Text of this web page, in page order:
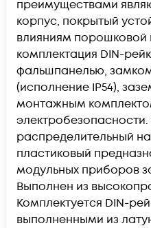
преимуществами
корпус, покрытый
влияниям порошковой
комплектация DIN-
фальшпанелью,
(исполнение IP54),
монтажным
распределительный
пластиковый
модульных приборов
Выполнен из
Комплектуется DIN-
выполненными из